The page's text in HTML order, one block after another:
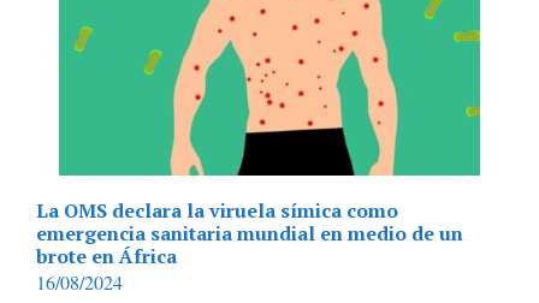
La OMS declara la viruela símica como
emergencia sanitaria mundial en medio de un
brote en África
16/08/2024